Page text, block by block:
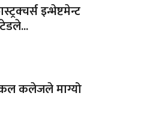
इन्भेष्टमेन्ट
कलेजले माग्यो